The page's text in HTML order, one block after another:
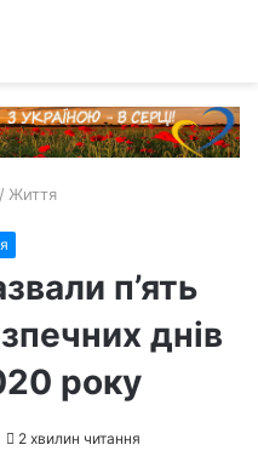
/ Життя
п’ять
днів
року
2 хвилин читання